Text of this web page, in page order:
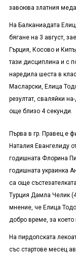
завоюва златния
На Балканиадата
бягане на 3 август,
Гърция, Косово и
тази дисциплина и с
наредила шеста в
Масларски, Елица
резултат, сваляйки
още близо 4 секунди.
Първа в гр. Правец е
Наталия Евангелиду
годишната Флорина
годишната украинка
са още
Турция Дамла Челик
мнение, че Елица
добро време, за което
На пирдопската
със стартове месец